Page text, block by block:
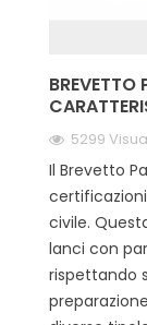
BREVETTO
5299
Il Brevetto
civile.
lanci con
rispettando